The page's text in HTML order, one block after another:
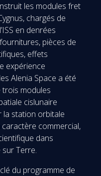
les modules fret
chargés de
en denrées
pièces de
effets
expérience
Alenia Space a été
modules
cislunaire
la station orbitale
caractère commercial,
dans
sur Terre.
du programme de